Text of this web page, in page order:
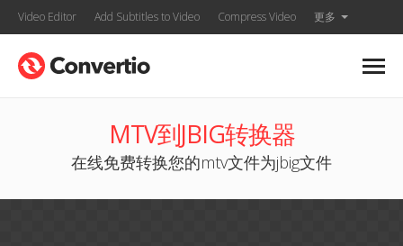
Video Editor Add Subtitles to Video Compress Video 更多
MTV到JBIG转换器
在线免费转换您的mtv文件为jbig文件